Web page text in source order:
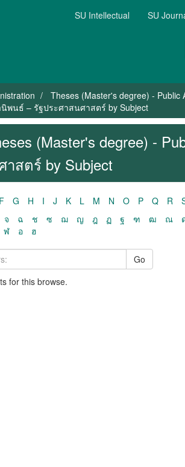
SU Intellectual SU
Theses (Master's degree) -
นิพนธ์ – รัฐประศาสนศาสตร์ by Subject
(Master's degree) -
สตร์ by Subject
F G H I J K L M N O P Q R
จ ฉ ช ซ ฌ ญ ฎ ฏ ฐ ฑ ฒ ณ
ฬ อ ฮ
Go
for this browse.